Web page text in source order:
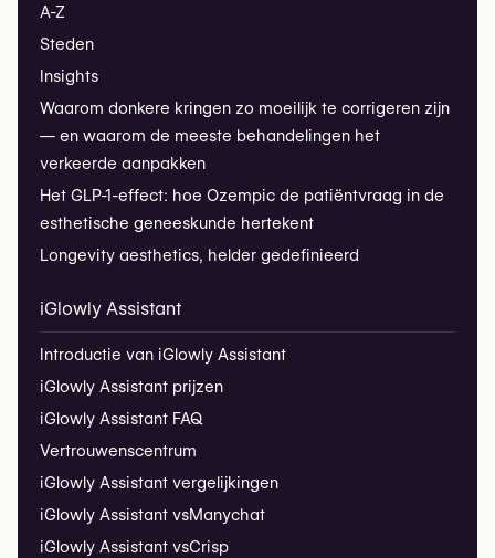
A-Z
Steden
Insights
Waarom donkere kringen zo moeilijk te corrigeren zijn
— en waarom de meeste behandelingen het
verkeerde aanpakken
Het GLP-1-effect: hoe Ozempic de patiëntvraag in de
esthetische geneeskunde hertekent
Longevity aesthetics, helder gedefinieerd
iGlowly Assistant
Introductie van iGlowly Assistant
iGlowly Assistant prijzen
iGlowly Assistant FAQ
Vertrouwenscentrum
iGlowly Assistant vergelijkingen
iGlowly Assistant vsManychat
iGlowly Assistant vsCrisp